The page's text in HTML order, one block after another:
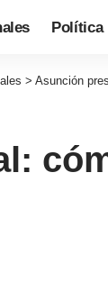
Política
> Asunción